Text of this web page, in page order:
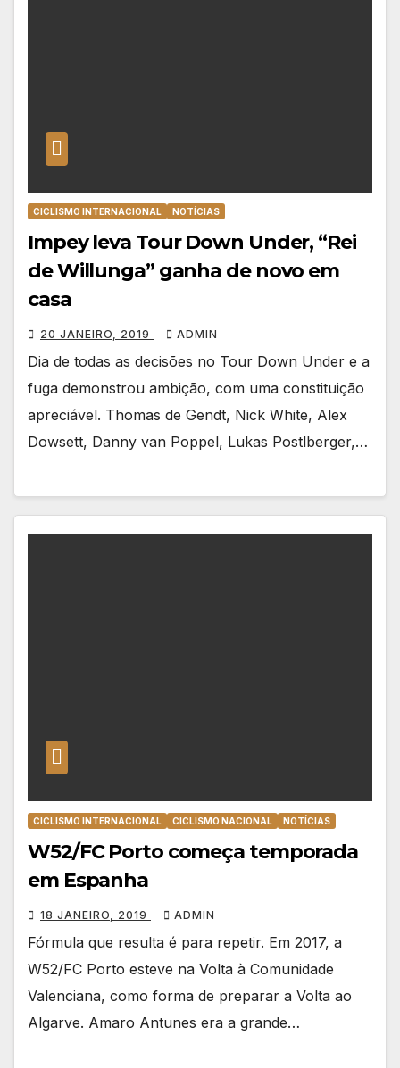
CICLISMO INTERNACIONAL NOTÍCIAS
Impey leva Tour Down Under, “Rei
de Willunga” ganha de novo em
casa
20 JANEIRO, 2019 ADMIN
Dia de todas as decisões no Tour Down Under e a
fuga demonstrou ambição, com uma constituição
apreciável. Thomas de Gendt, Nick White, Alex
Dowsett, Danny van Poppel, Lukas Postlberger,…
CICLISMO INTERNACIONAL CICLISMO NACIONAL NOTÍCIAS
W52/FC Porto começa temporada
em Espanha
18 JANEIRO, 2019 ADMIN
Fórmula que resulta é para repetir. Em 2017, a
W52/FC Porto esteve na Volta à Comunidade
Valenciana, como forma de preparar a Volta ao
Algarve. Amaro Antunes era a grande…